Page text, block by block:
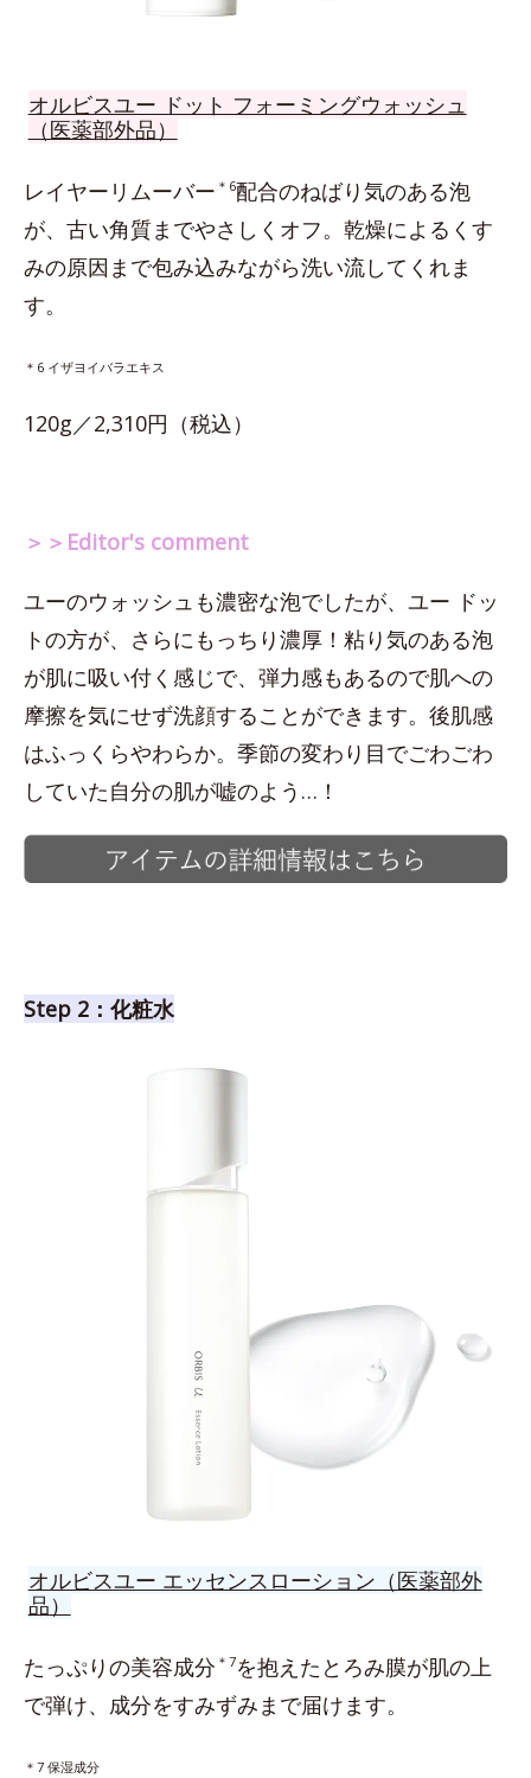
オルビスユー ドット フォーミングウォッシュ
（医薬部外品）
レイヤーリムーバー ＊6配合のねばり気のある泡
が、古い角質までやさしくオフ。乾燥によるくす
みの原因まで包み込みながら洗い流してくれま
す。
＊6 イザヨイバラエキス
120g／2,310円（税込）
＞＞Editor's comment
ユーのウォッシュも濃密な泡でしたが、ユー ドッ
トの方が、さらにもっちり濃厚！粘り気のある泡
が肌に吸い付く感じで、弾力感もあるので肌への
摩擦を気にせず洗顔することができます。後肌感
はふっくらやわらか。季節の変わり目でごわごわ
していた自分の肌が嘘のよう…！
Step 2：化粧水
オルビスユー エッセンスローション（医薬部外
品）
たっぷりの美容成分 ＊7を抱えたとろみ膜が肌の上
で弾け、成分をすみずみまで届けます。
＊7 保湿成分